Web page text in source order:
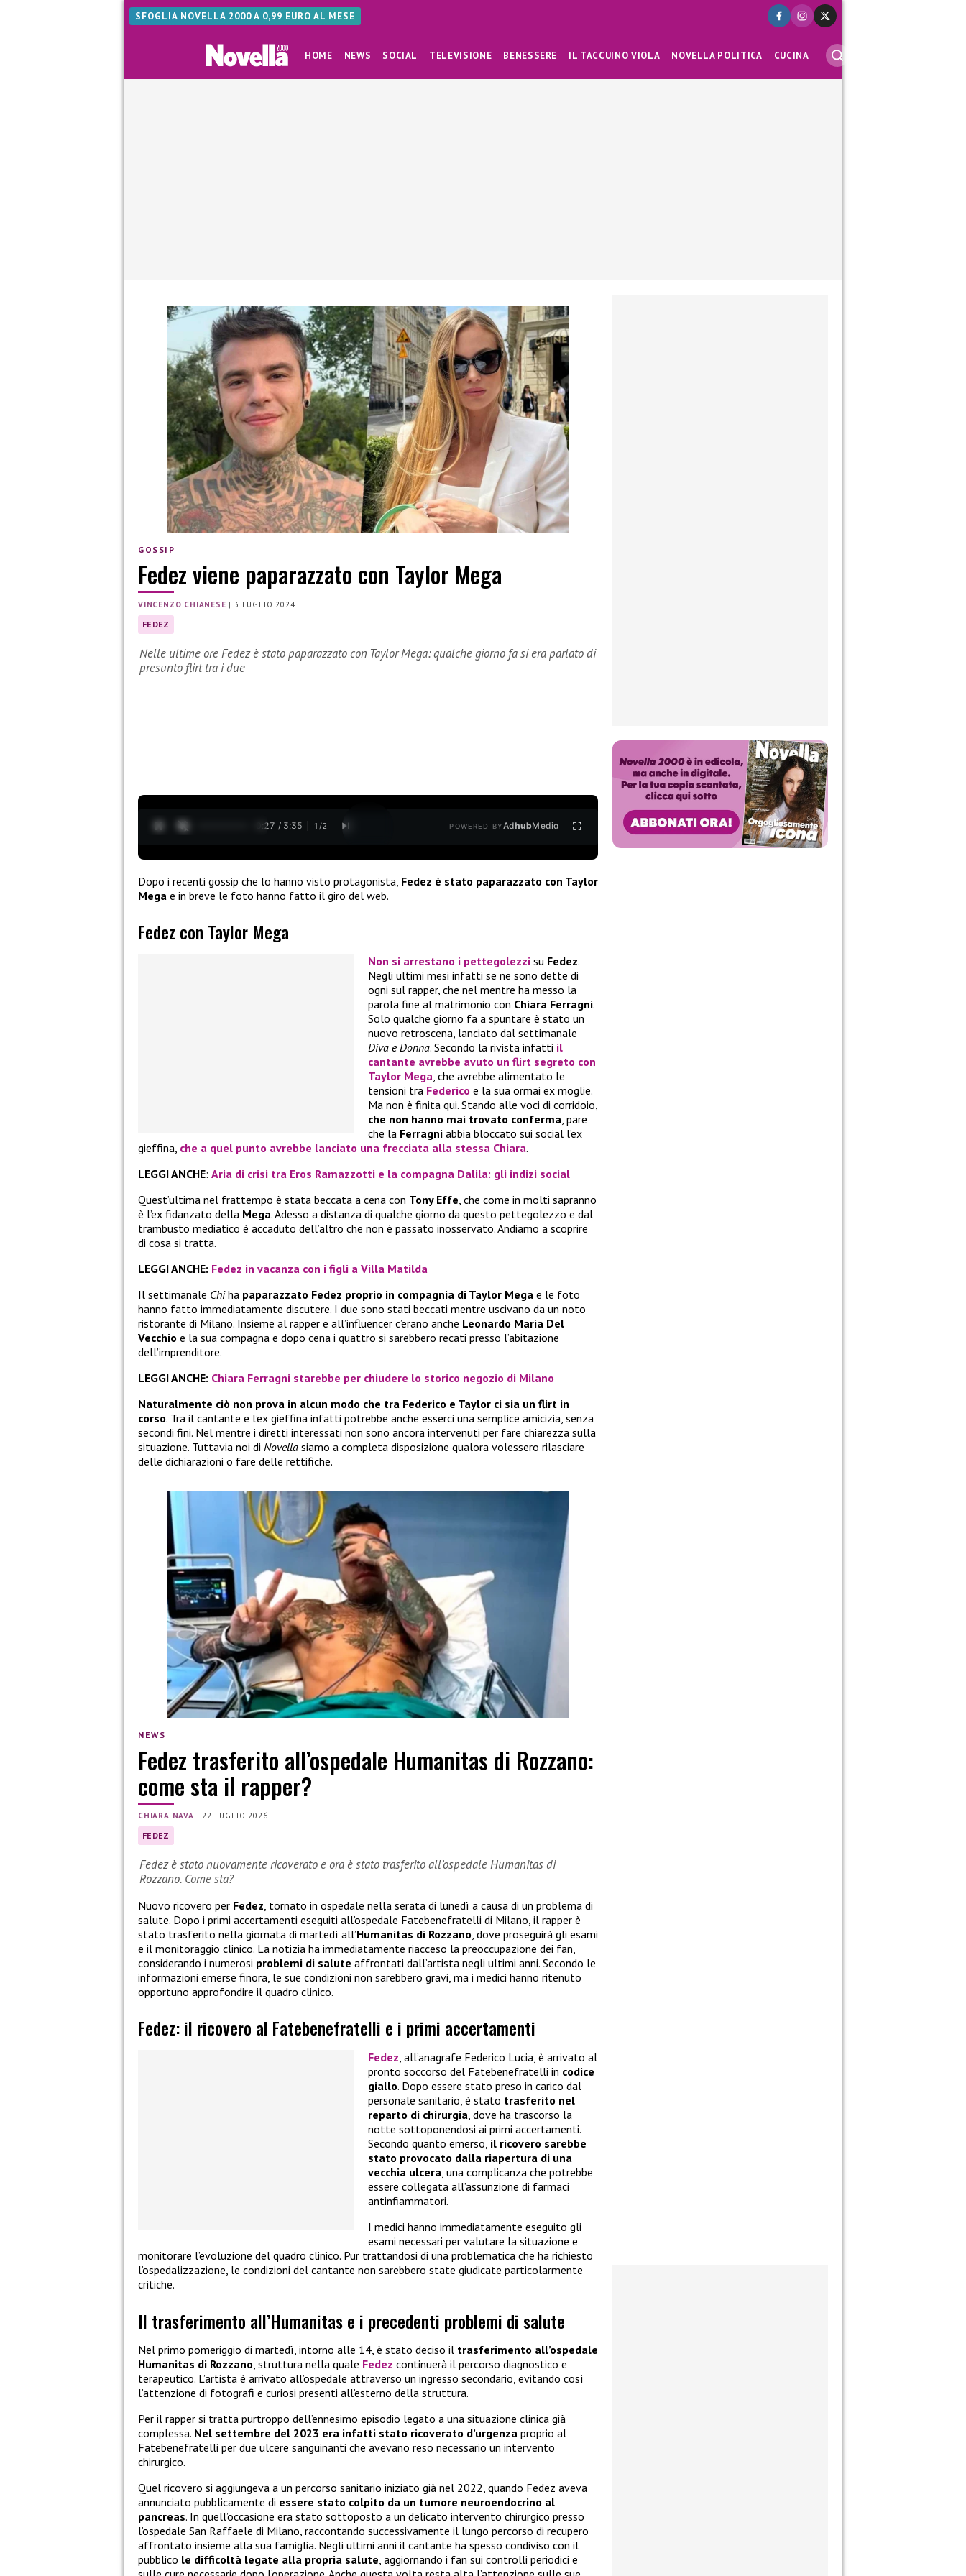
SFOGLIA NOVELLA 2000 A 0,99 EURO AL MESE
HOME NEWS SOCIAL TELEVISIONE BENESSERE IL TACCUINO VIOLA NOVELLA POLITICA CUCINA
GOSSIP
Fedez viene paparazzato con Taylor Mega
VINCENZO CHIANESE |3 LUGLIO 2024
FEDEZ
Nelle ultime ore Fedez è stato paparazzato con Taylor Mega: qualche giorno fa si era parlato di
presunto flirt tra i due
0:28 / 3:35 1 /2 POWERED BYAdhubMedia
Dopo i recenti gossip che lo hanno visto protagonista, Fedez è stato paparazzato con Taylor
Mega e in breve le foto hanno fatto il giro del web.
Fedez con Taylor Mega
Non si arrestano i pettegolezzi su Fedez.
Negli ultimi mesi infatti se ne sono dette di
ogni sul rapper, che nel mentre ha messo la
parola fine al matrimonio con Chiara Ferragni.
Solo qualche giorno fa a spuntare è stato un
nuovo retroscena, lanciato dal settimanale
Diva e Donna. Secondo la rivista infatti il
cantante avrebbe avuto un flirt segreto con
Taylor Mega, che avrebbe alimentato le
tensioni tra Federico e la sua ormai ex moglie.
Ma non è finita qui. Stando alle voci di corridoio,
che non hanno mai trovato conferma, pare
che la Ferragni abbia bloccato sui social l’ex
gieffina, che a quel punto avrebbe lanciato una frecciata alla stessa Chiara.
LEGGI ANCHE: Aria di crisi tra Eros Ramazzotti e la compagna Dalila: gli indizi social
Quest’ultima nel frattempo è stata beccata a cena con Tony Effe, che come in molti sapranno
è l’ex fidanzato della Mega. Adesso a distanza di qualche giorno da questo pettegolezzo e dal
trambusto mediatico è accaduto dell’altro che non è passato inosservato. Andiamo a scoprire
di cosa si tratta.
LEGGI ANCHE: Fedez in vacanza con i figli a Villa Matilda
Il settimanale Chiha paparazzato Fedez proprio in compagnia di Taylor Mega e le foto
hanno fatto immediatamente discutere. I due sono stati beccati mentre uscivano da un noto
ristorante di Milano. Insieme al rapper e all’influencer c’erano anche Leonardo Maria Del
Vecchio e la sua compagna e dopo cena i quattro si sarebbero recati presso l’abitazione
dell’imprenditore.
LEGGI ANCHE: Chiara Ferragni starebbe per chiudere lo storico negozio di Milano
Naturalmente ciò non prova in alcun modo che tra Federico e Taylor ci sia un flirt in
corso. Tra il cantante e l’ex gieffina infatti potrebbe anche esserci una semplice amicizia, senza
secondi fini. Nel mentre i diretti interessati non sono ancora intervenuti per fare chiarezza sulla
situazione. Tuttavia noi di Novella siamo a completa disposizione qualora volessero rilasciare
delle dichiarazioni o fare delle rettifiche.
NEWS
Fedez trasferito all’ospedale Humanitas di Rozzano:
come sta il rapper?
CHIARA NAVA |22 LUGLIO 2026
FEDEZ
Fedez è stato nuovamente ricoverato e ora è stato trasferito all’ospedale Humanitas di
Rozzano. Come sta?
Nuovo ricovero per Fedez, tornato in ospedale nella serata di lunedì a causa di un problema di
salute. Dopo i primi accertamenti eseguiti all’ospedale Fatebenefratelli di Milano, il rapper è
stato trasferito nella giornata di martedì all’Humanitas di Rozzano, dove proseguirà gli esami
e il monitoraggio clinico. La notizia ha immediatamente riacceso la preoccupazione dei fan,
considerando i numerosi problemi di salute affrontati dall’artista negli ultimi anni. Secondo le
informazioni emerse finora, le sue condizioni non sarebbero gravi, ma i medici hanno ritenuto
opportuno approfondire il quadro clinico.
Fedez: il ricovero al Fatebenefratelli e i primi accertamenti
Fedez, all’anagrafe Federico Lucia, è arrivato al
pronto soccorso del Fatebenefratelli in codice
giallo. Dopo essere stato preso in carico dal
personale sanitario, è stato trasferito nel
reparto di chirurgia, dove ha trascorso la
notte sottoponendosi ai primi accertamenti.
Secondo quanto emerso, il ricovero sarebbe
stato provocato dalla riapertura di una
vecchia ulcera, una complicanza che potrebbe
essere collegata all’assunzione di farmaci
antinfiammatori.
I medici hanno immediatamente eseguito gli
esami necessari per valutare la situazione e
monitorare l’evoluzione del quadro clinico. Pur trattandosi di una problematica che ha richiesto
l’ospedalizzazione, le condizioni del cantante non sarebbero state giudicate particolarmente
critiche.
Il trasferimento all’Humanitas e i precedenti problemi di salute
Nel primo pomeriggio di martedì, intorno alle 14, è stato deciso il trasferimento all’ospedale
Humanitas di Rozzano, struttura nella quale Fedez continuerà il percorso diagnostico e
terapeutico. L’artista è arrivato all’ospedale attraverso un ingresso secondario, evitando così
l’attenzione di fotografi e curiosi presenti all’esterno della struttura.
Per il rapper si tratta purtroppo dell’ennesimo episodio legato a una situazione clinica già
complessa. Nel settembre del 2023 era infatti stato ricoverato d’urgenza proprio al
Fatebenefratelli per due ulcere sanguinanti che avevano reso necessario un intervento
chirurgico.
Quel ricovero si aggiungeva a un percorso sanitario iniziato già nel 2022, quando Fedez aveva
annunciato pubblicamente di essere stato colpito da un tumore neuroendocrino al
pancreas. In quell’occasione era stato sottoposto a un delicato intervento chirurgico presso
l’ospedale San Raffaele di Milano, raccontando successivamente il lungo percorso di recupero
affrontato insieme alla sua famiglia. Negli ultimi anni il cantante ha spesso condiviso con il
pubblico le difficoltà legate alla propria salute, aggiornando i fan sui controlli periodici e